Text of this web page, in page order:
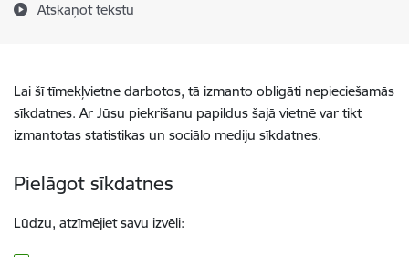
Atskaņot tekstu
Lai šī tīmekļvietne darbotos, tā izmanto obligāti nepieciešamās
sīkdatnes. Ar Jūsu piekrišanu papildus šajā vietnē var tikt
izmantotas statistikas un sociālo mediju sīkdatnes.
Pielāgot sīkdatnes
Lūdzu, atzīmējiet savu izvēli: